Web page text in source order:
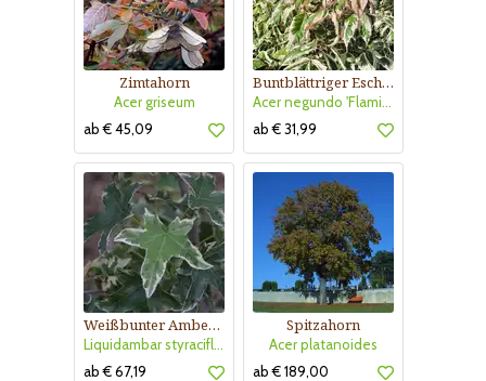
Zimtahorn
Acer griseum
ab € 45,09
Buntblättriger Eschenahorn
Acer negundo 'Flamingo'
ab € 31,99
Weißbunter Amberbaum
Liquidambar styraciflua 'Silver King'
ab € 67,19
Spitzahorn
Acer platanoides
ab € 189,00